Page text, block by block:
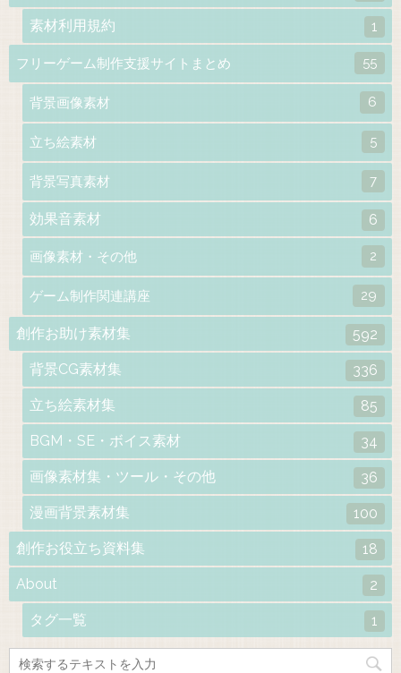
素材利用規約 1
フリーゲーム制作支援サイトまとめ 55
背景画像素材 6
立ち絵素材 5
背景写真素材 7
効果音素材 6
画像素材・その他 2
ゲーム制作関連講座 29
創作お助け素材集 592
背景CG素材集 336
立ち絵素材集 85
BGM・SE・ボイス素材 34
画像素材集・ツール・その他 36
漫画背景素材集 100
創作お役立ち資料集 18
About 2
タグ一覧 1